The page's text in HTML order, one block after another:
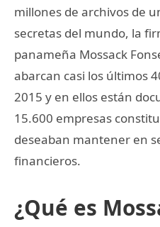
millones de archivos de
secretas del mundo, la
panameña Mossack
abarcan casi los últimos
2015 y en ellos están
15.600 empresas
deseaban mantener en
financieros.
¿Qué es